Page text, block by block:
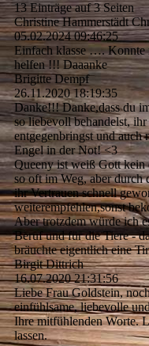
13 Einträge auf 3 Seiten
Christine Hammerstädt
05.02.2024 09:46:25
Einfach klasse …. Konnte
helfen !!! Daaanke
Brigitte Dempf
26.11.2020 18:19:35
Danke!!! Danke,dass du
so liebevoll behandelst,
entgegenbringst und auch
Engel in der Not! <3
Queeny ist weiß Gott
so oft im Weg, aber durch
ihr Vertrauen schnell
weiterempfehlen,sonst
Aber trotzdem würde ich
Beruf und für die Tiere -
bräuchte eigentlich eine
Birgit Dittrich
16.07.2020 21:31:56
Liebe Frau Goldstein,
einfühlsame, liebevolle
Ihre mitfühlenden Worte.
lassen.